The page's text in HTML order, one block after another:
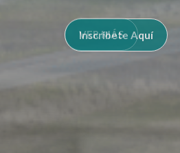
Inscríbete Aquí